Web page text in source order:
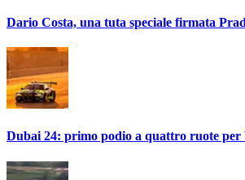
Dario Costa, una tuta speciale firmata
Dubai 24: primo podio a quattro ruote per